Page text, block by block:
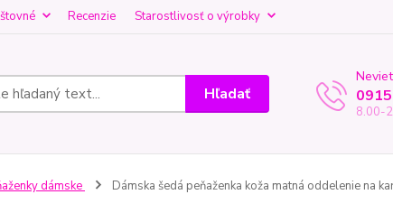
Recenzie Starostlivosť o výrobky
Hľadať
8.00-
dámske Dámska šedá peňaženka koža matná oddelenie na